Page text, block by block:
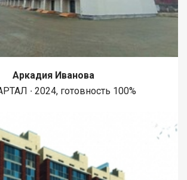
Аркадия Иванова
∙ 2024, готовность 100%